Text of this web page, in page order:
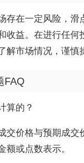
存在一定风险，滑
收益。在进行任何
解市场情况，谨慎
FAQ
算的？
交价格与预期成交
额或点数表示。